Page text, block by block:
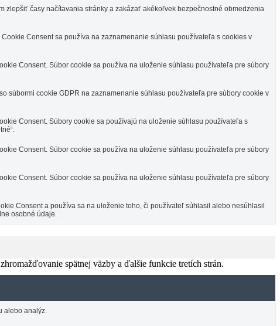
zlepšiť časy načítavania stránky a zakázať akékoľvek bezpečnostné obmedzenia
Consent sa používa na zaznamenanie súhlasu používateľa s cookies v
Consent. Súbor cookie sa používa na uloženie súhlasu používateľa pre súbory
súbormi cookie GDPR na zaznamenanie súhlasu používateľa pre súbory cookie v
Consent. Súbory cookie sa používajú na uloženie súhlasu používateľa s
Consent. Súbor cookie sa používa na uloženie súhlasu používateľa pre súbory
Consent. Súbor cookie sa používa na uloženie súhlasu používateľa pre súbory
Consent a používa sa na uloženie toho, či používateľ súhlasil alebo nesúhlasil
osobné údaje.
spätnej väzby a ďalšie funkcie tretích strán.
alebo analýz.